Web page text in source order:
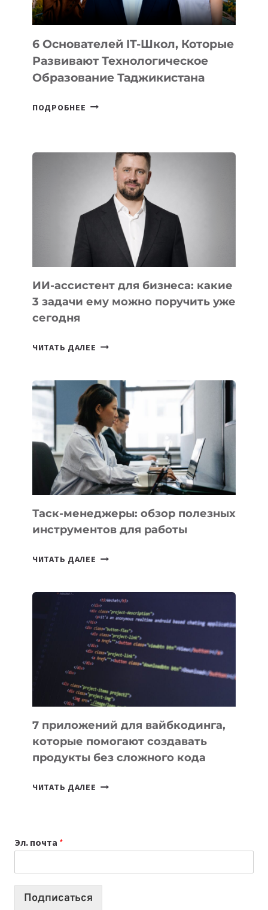
6 Основателей IT-Школ, Которые
Развивают Технологическое
Образование Таджикистана
ПОДРОБНЕЕ
КОТОРЫЕ
РАЗВИВАЮТ
ТЕХНОЛОГИЧЕСКОЕ
ОБРАЗОВАНИЕ
ТАДЖИКИСТАНА
ИИ-ассистент для бизнеса: какие
3 задачи ему можно поручить уже
сегодня
ЧИТАТЬ ДАЛЕЕ ИИ-
БИЗНЕСА:
КАКИЕ
3
ЗАДАЧИ
ЕМУ
МОЖНО
ПОРУЧИТЬ
УЖЕ
СЕГОДНЯ
Таск-менеджеры: обзор полезных
инструментов для работы
ЧИТАТЬ ДАЛЕЕ ТАСК-
ПОЛЕЗНЫХ
ИНСТРУМЕНТОВ
ДЛЯ
РАБОТЫ
7 приложений для вайбкодинга,
которые помогают создавать
продукты без сложного кода
ЧИТАТЬ ДАЛЕЕ
СОЗДАВАТЬ
ПРОДУКТЫ
Эл. почта *
Подписаться